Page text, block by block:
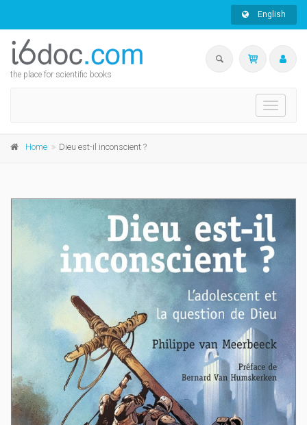
English
the place for scientific books
Toggle
Home Dieu est-il inconscient ?